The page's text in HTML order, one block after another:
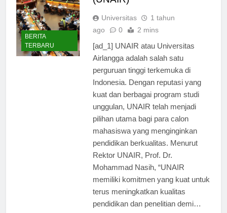
BERITA
TERBARU
(UNAIR)
Universitas
1 tahun
[ad_1] UNAIR atau Universitas
Airlangga adalah salah satu
perguruan tinggi terkemuka di
Indonesia. Dengan reputasi yang
kuat dan berbagai program studi
unggulan, UNAIR telah menjadi
pilihan utama bagi para calon
mahasiswa yang menginginkan
pendidikan berkualitas. Menurut
Rektor UNAIR, Prof. Dr.
Mohammad Nasih, “UNAIR
memiliki komitmen yang kuat untuk
terus meningkatkan kualitas